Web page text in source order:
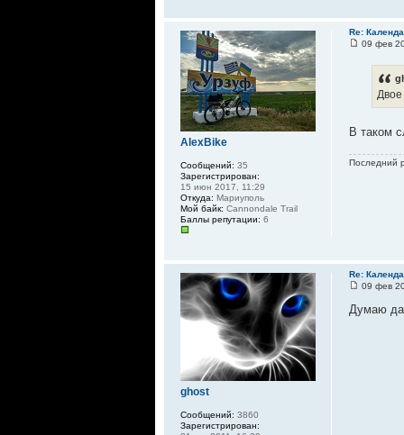
Re:
09 фев
Двое
В таком
Последний
AlexBike
Сообщений: 35
Зарегистрирован:
15 июн 2017, 11:29
Откуда: Мариуполь
Мой байк: Cannondale Trail
Баллы репутации: 6
Re:
09 фев
Думаю да
ghost
Сообщений: 3860
Зарегистрирован: